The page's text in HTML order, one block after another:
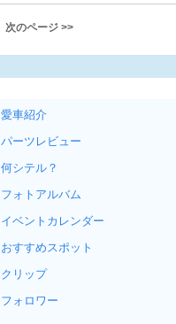
次のページ >>
愛車紹介
パーツレビュー
何シテル？
フォトアルバム
イベントカレンダー
おすすめスポット
クリップ
フォロワー